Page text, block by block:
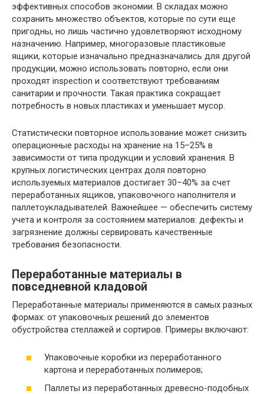
эффективных способов экономии. В складах можно
сохранить множество объектов, которые по сути еще
пригодны, но лишь частично удовлетворяют исходному
назначению. Например, многоразовые пластиковые
ящики, которые изначально предназначались для другой
продукции, можно использовать повторно, если они
проходят inspection и соответствуют требованиям
санитарии и прочности. Такая практика сокращает
потребность в новых пластиках и уменьшает мусор.
Статистически повторное использование может снизить
операционные расходы на хранение на 15–25% в
зависимости от типа продукции и условий хранения. В
крупных логистических центрах доля повторно
используемых материалов достигает 30–40% за счет
переработанных ящиков, упаковочного наполнителя и
паллетоукладывателей. Важнейшее — обеспечить систему
учета и контроля за состоянием материалов: дефекты и
загрязнение должны сервировать качественные
требования безопасности.
Переработанные материалы в
повседневной кладовой
Переработанные материалы применяются в самых разных
формах: от упаковочных решений до элементов
обустройства стеллажей и сортиpов. Примеры включают:
Упаковочные коробки из переработанного
картона и переработанных полимеров;
Паллеты из переработанных древесно-подобных